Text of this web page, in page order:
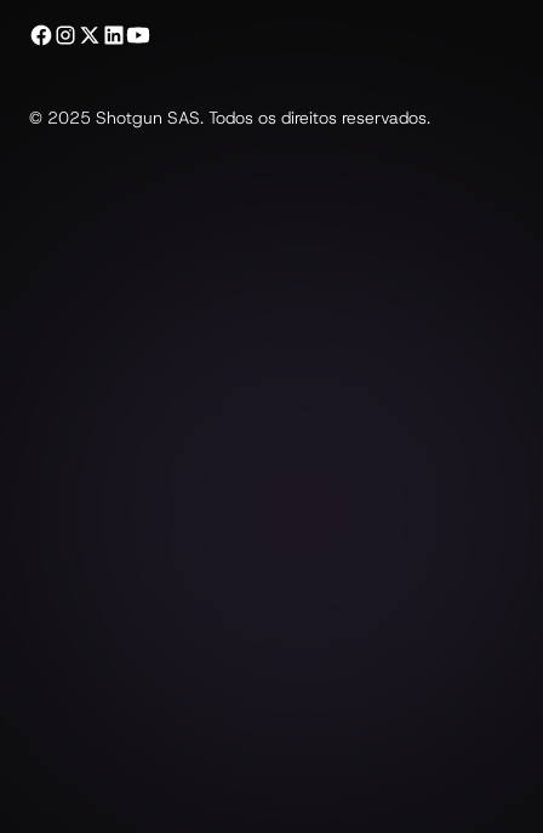
© 2025 Shotgun SAS. Todos os direitos reservados.